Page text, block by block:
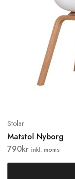
Stolar
Matstol Nyborg
790kr inkl. moms